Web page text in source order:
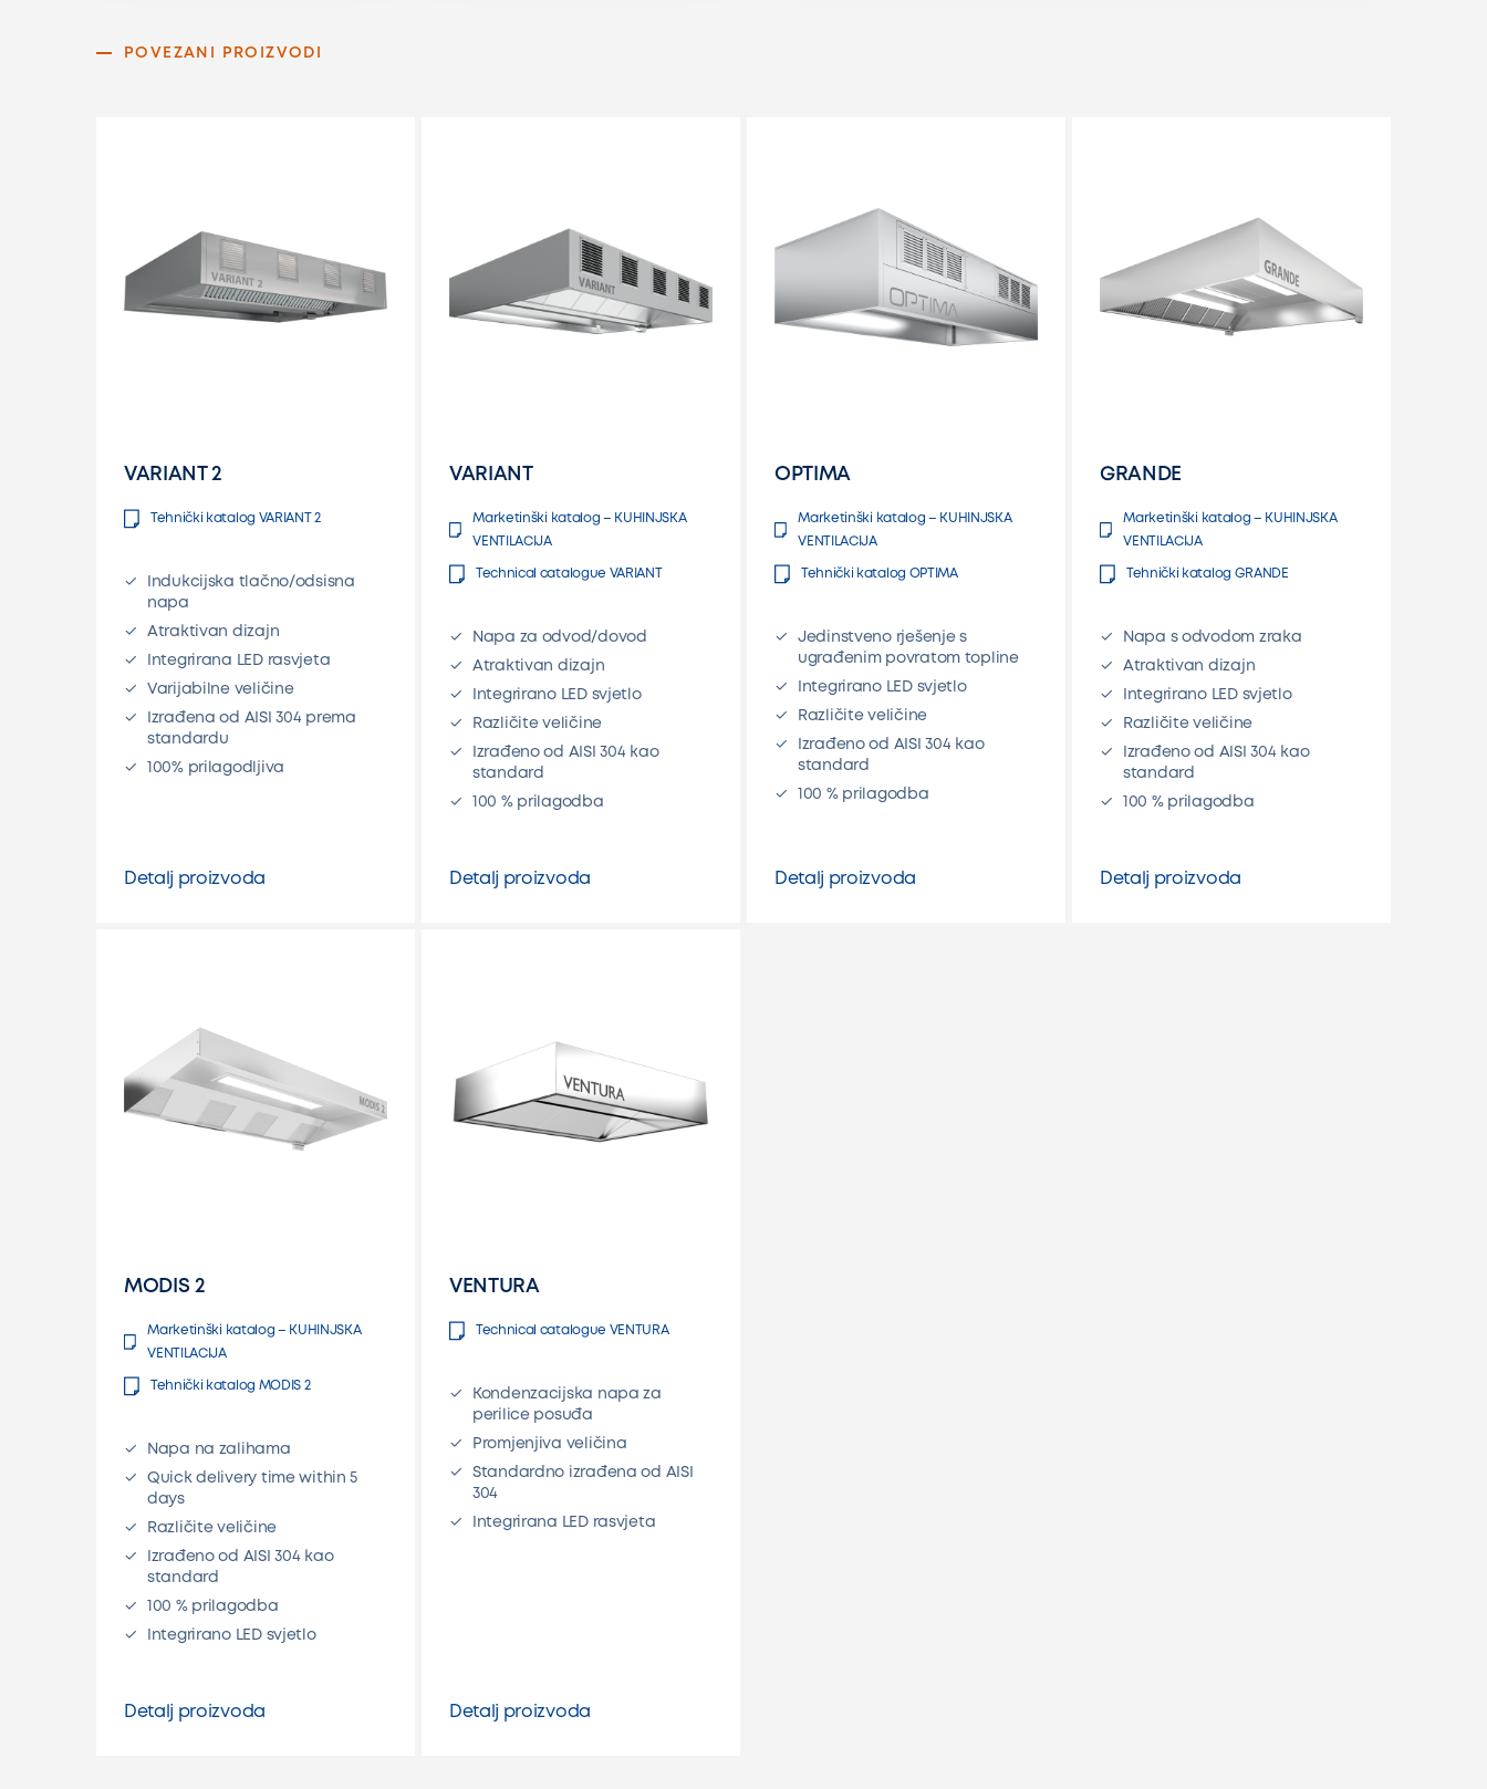
POVEZANI PROIZVODI
VARIANT 2
Tehnički katalog VARIANT 2
Indukcijska tlačno/odsisna
napa
Atraktivan dizajn
Integrirana LED rasvjeta
Varijabilne veličine
Izrađena od AISI 304 prema
standardu
100% prilagodljiva
Detalj proizvoda
VARIANT
Marketinški katalog – KUHINJSKA
VENTILACIJA
Technical catalogue VARIANT
Napa za odvod/dovod
Atraktivan dizajn
Integrirano LED svjetlo
Različite veličine
Izrađeno od AISI 304 kao
standard
100 % prilagodba
Detalj proizvoda
OPTIMA
Marketinški katalog – KUHINJSKA
VENTILACIJA
Tehnički katalog OPTIMA
Jedinstveno rješenje s
ugrađenim povratom topline
Integrirano LED svjetlo
Različite veličine
Izrađeno od AISI 304 kao
standard
100 % prilagodba
Detalj proizvoda
GRANDE
Marketinški katalog – KUHINJSKA
VENTILACIJA
Tehnički katalog GRANDE
Napa s odvodom zraka
Atraktivan dizajn
Integrirano LED svjetlo
Različite veličine
Izrađeno od AISI 304 kao
standard
100 % prilagodba
Detalj proizvoda
MODIS 2
Marketinški katalog – KUHINJSKA
VENTILACIJA
Tehnički katalog MODIS 2
Napa na zalihama
Quick delivery time within 5
days
Različite veličine
Izrađeno od AISI 304 kao
standard
100 % prilagodba
Integrirano LED svjetlo
Detalj proizvoda
VENTURA
Technical catalogue VENTURA
Kondenzacijska napa za
perilice posuđa
Promjenjiva veličina
Standardno izrađena od AISI
304
Integrirana LED rasvjeta
Detalj proizvoda